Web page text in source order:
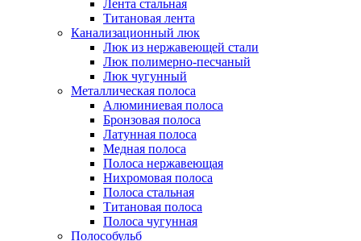
Лента стальная
Титановая лента
Канализационный люк
Люк из нержавеющей стали
Люк полимерно-песчаный
Люк чугунный
Металлическая полоса
Алюминиевая полоса
Бронзовая полоса
Латунная полоса
Медная полоса
Полоса нержавеющая
Нихромовая полоса
Полоса стальная
Титановая полоса
Полоса чугунная
Полособульб